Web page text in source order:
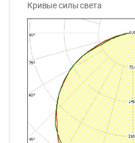
Кривые силы света